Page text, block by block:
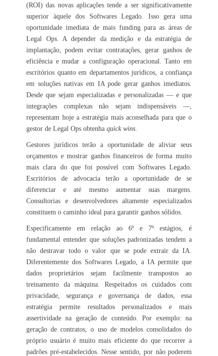
(ROI) das novas aplicações tende a ser significativamente
superior àquele dos Softwares Legado. Isso gera uma
oportunidade imediata de mais funding para as áreas de
Legal Ops. A depender da medição e da estratégia de
implantação, podem evitar contratações, gerar ganhos de
eficiência e mudar a configuração operacional. Tanto em
escritórios quanto em departamentos jurídicos, a confiança
em soluções nativas em IA pode gerar ganhos imediatos.
Desde que sejam especializadas e personalizadas — e que
integrações complexas não sejam indispensáveis —,
representam hoje a estratégia mais aconselhada para que o
gestor de Legal Ops obtenha quick wins.
Gestores jurídicos terão a oportunidade de aliviar seus
orçamentos e mostrar ganhos financeiros de forma muito
mais clara do que foi possível com Softwares Legado.
Escritórios de advocacia terão a oportunidade de se
diferenciar e até mesmo aumentar suas margens.
Consultorias e desenvolvedores altamente especializados
constituem o caminho ideal para garantir ganhos sólidos.
Especificamente em relação ao 6º e 7º estágios, é
fundamental entender que soluções padronizadas tendem a
não destravar todo o valor que se pode extrair da IA.
Diferentemente dos Softwares Legado, a IA permite que
dados proprietários sejam facilmente transpostos ao
treinamento da máquina. Respeitados os cuidados com
privacidade, segurança e governança de dados, essa
estratégia permite resultados personalizados e mais
assertividade na geração de conteúdo. Por exemplo: na
geração de contratos, o uso de modelos consolidados do
próprio usuário é muito mais eficiente do que recorrer a
padrões pré-estabelecidos. Nesse sentido, por não poderem